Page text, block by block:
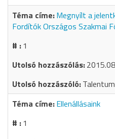
Megnyílt a
Fordítók Országos Szakmai
1
Ellenállásaink
1